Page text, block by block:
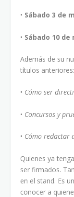
• Sábado 3 de
• Sábado 10 de
Además de su
títulos anteriores:
• Cómo ser
• Concursos y
• Cómo redactar
Quienes ya
ser firmados.
en el stand. Es
conocer a